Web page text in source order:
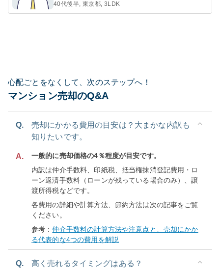
40代後半, 東京都, 3LDK
心配ごとをなくして、次のステップへ！
マンション売却のQ&A
Q.
売却にかかる費用の目安は？大まかな内訳も
知りたいです。
A.
一般的に売却価格の4％程度が目安です。
内訳は仲介手数料、印紙税、抵当権抹消登記費用・ロ
ーン返済手数料（ローンが残っている場合のみ）、譲
渡所得税などです。
各費用の詳細や計算方法、節約方法は次の記事をご覧
ください。
参考：仲介手数料の計算方法や注意点と、売却にかか
る代表的な4つの費用を解説
Q. 高く売れるタイミングはある？